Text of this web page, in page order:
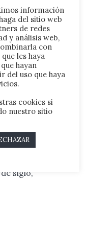
siglo,
información
del sitio web
de redes
y análisis web,
con
les haya
hayan
del uso que haya
cookies si
nuestro sitio